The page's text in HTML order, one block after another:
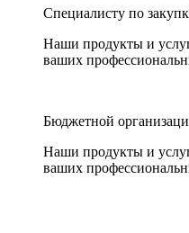
Специалисту по
Наши продукты и
ваших
Бюджетной
Наши продукты и
ваших